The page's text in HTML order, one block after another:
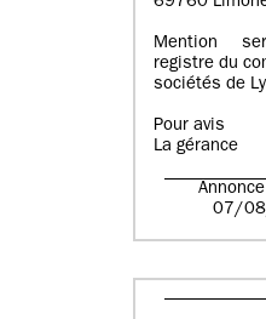
Mention
registre du
sociétés de
Pour avis
La gérance
07/